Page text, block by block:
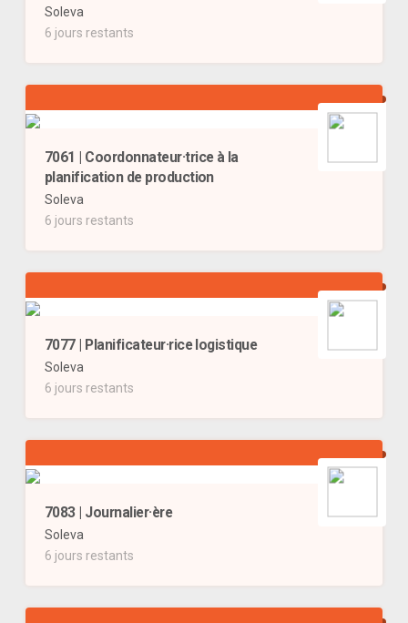
Soleva
6 jours restants
7061 | Coordonnateur·trice à la
planification de production
Soleva
6 jours restants
7077 | Planificateur·rice logistique
Soleva
6 jours restants
7083 | Journalier·ère
Soleva
6 jours restants